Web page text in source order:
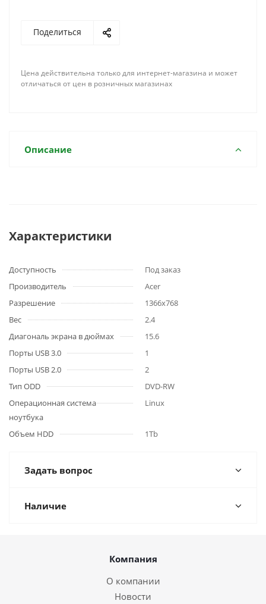
Поделиться
Цена действительна только для интернет-магазина и может
отличаться от цен в розничных магазинах
Описание
Характеристики
Доступность
Под заказ
Производитель
Acer
Разрешение
1366x768
Вес
2.4
Диагональ экрана в дюймах
15.6
Порты USB 3.0
1
Порты USB 2.0
2
Тип ODD
DVD-RW
Операционная система
ноутбука
Linux
Объем HDD 1Tb
Задать вопрос
Наличие
Компания
О компании
Новости